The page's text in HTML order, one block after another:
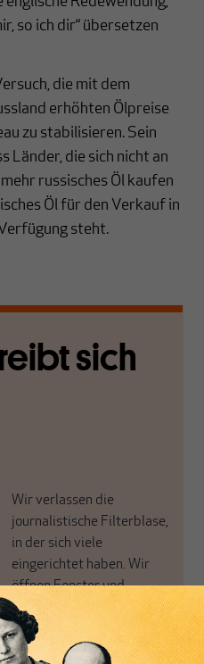
so ich dir“ übersetzen
die mit dem
erhöhten Ölpreise
zu stabilisieren. Sein
Länder, die sich nicht an
russisches Öl kaufen
Öl für den Verkauf in
steht.
sich
Wir verlassen die
journalistische Filterblase,
in der sich viele
eingerichtet haben. Wir
öffnen Fenster und
bringen frische Luft in die
engen und verstaubten
Debattenräume.